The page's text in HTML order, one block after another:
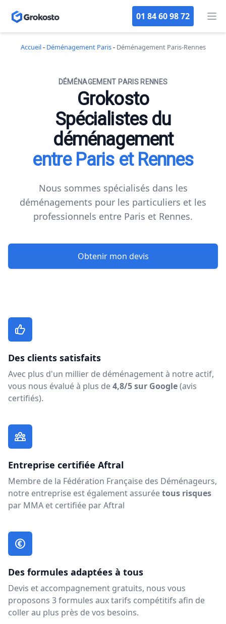
01 84 60 98 72
Accueil- Déménagement Paris- Déménagement Paris-Rennes
DÉMÉNAGEMENT PARIS RENNES
Grokosto
Spécialistes du
déménagement
entre Paris et Rennes
Nous sommes spécialisés dans les
déménagements pour les particuliers et les
professionnels entre Paris et Rennes.
Obtenir mon devis
Des clients satisfaits
Avec plus d'un millier de déménagement à notre actif,
vous nous évalué à plus de4,8/5 sur Google(avis
certifiés).
Entreprise certifiée Aftral
Membre de la Fédération Française des Déménageurs,
notre entreprise est également assuréetous risques
par MMA et certifiée par Aftral
Des formules adaptées à tous
Devis et accompagnement gratuits, nous vous
proposons 3 formules aux tarifs compétitifs afin de
coller au plus près de vos besoins.